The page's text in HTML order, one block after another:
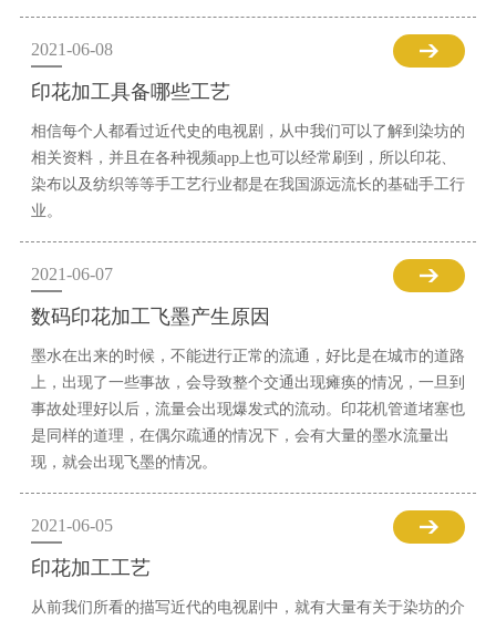
2021-06-08
印花加工具备哪些工艺
相信每个人都看过近代史的电视剧，从中我们可以了解到染坊的
相关资料，并且在各种视频app上也可以经常刷到，所以印花、
染布以及纺织等等手工艺行业都是在我国源远流长的基础手工行
业。
2021-06-07
数码印花加工飞墨产生原因
墨水在出来的时候，不能进行正常的流通，好比是在城市的道路
上，出现了一些事故，会导致整个交通出现瘫痪的情况，一旦到
事故处理好以后，流量会出现爆发式的流动。印花机管道堵塞也
是同样的道理，在偶尔疏通的情况下，会有大量的墨水流量出
现，就会出现飞墨的情况。
2021-06-05
印花加工工艺
从前我们所看的描写近代的电视剧中，就有大量有关于染坊的介